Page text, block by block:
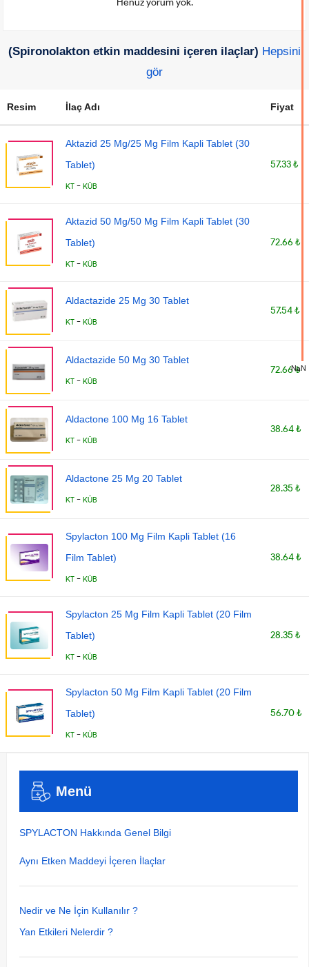
Henüz yorum yok.
(Spironolakton etkin maddesini içeren ilaçlar) Hepsini
gör
Resim İlaç Adı Fiyat
Aktazid 25 Mg/25 Mg Film Kapli Tablet (30
Tablet)
KT - KÜB
57.33 ₺
Aktazid 50 Mg/50 Mg Film Kapli Tablet (30
Tablet)
KT - KÜB
72.66 ₺
Aldactazide 25 Mg 30 Tablet
KT - KÜB
57.54 ₺
Aldactazide 50 Mg 30 Tablet
KT - KÜB
72.66 ₺
Aldactone 100 Mg 16 Tablet
KT - KÜB
38.64 ₺
Aldactone 25 Mg 20 Tablet
KT - KÜB
28.35 ₺
Spylacton 100 Mg Film Kapli Tablet (16
Film Tablet)
KT - KÜB
38.64 ₺
Spylacton 25 Mg Film Kapli Tablet (20 Film
Tablet)
KT - KÜB
28.35 ₺
Spylacton 50 Mg Film Kapli Tablet (20 Film
Tablet)
KT - KÜB
56.70 ₺
Menü
SPYLACTON Hakkında Genel Bilgi
Aynı Etken Maddeyi İçeren İlaçlar
Nedir ve Ne İçin Kullanılır ?
Yan Etkileri Nelerdir ?
NaN